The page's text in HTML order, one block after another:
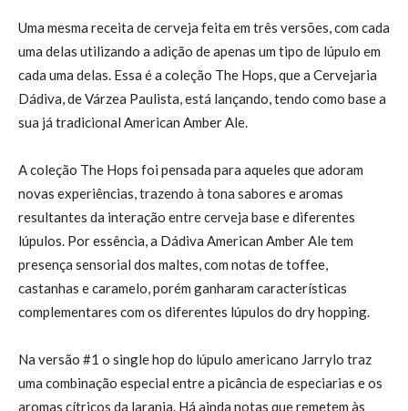
Uma mesma receita de cerveja feita em três versões, com cada
uma delas utilizando a adição de apenas um tipo de lúpulo em
cada uma delas. Essa é a coleção The Hops, que a Cervejaria
Dádiva, de Várzea Paulista, está lançando, tendo como base a
sua já tradicional American Amber Ale.
A coleção The Hops foi pensada para aqueles que adoram
novas experiências, trazendo à tona sabores e aromas
resultantes da interação entre cerveja base e diferentes
lúpulos. Por essência, a Dádiva American Amber Ale tem
presença sensorial dos maltes, com notas de toffee,
castanhas e caramelo, porém ganharam características
complementares com os diferentes lúpulos do dry hopping.
Na versão #1 o single hop do lúpulo americano Jarrylo traz
uma combinação especial entre a picância de especiarias e os
aromas cítricos da laranja. Há ainda notas que remetem às